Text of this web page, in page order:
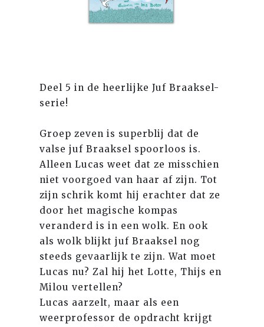
Deel 5 in de heerlijke Juf Braaksel-
serie!
Groep zeven is superblij dat de
valse juf Braaksel spoorloos is.
Alleen Lucas weet dat ze misschien
niet voorgoed van haar af zijn. Tot
zijn schrik komt hij erachter dat ze
door het magische kompas
veranderd is in een wolk. En ook
als wolk blijkt juf Braaksel nog
steeds gevaarlijk te zijn. Wat moet
Lucas nu? Zal hij het Lotte, Thijs en
Milou vertellen?
Lucas aarzelt, maar als een
weerprofessor de opdracht krijgt